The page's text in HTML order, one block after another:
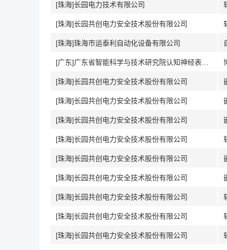
[珠海]长园电力技术有限公司
[珠海]长园共创电力安全技术股份有限公司
[珠海]珠海市运泰利自动化设备有限公司
[珠海]长园共创电力安全技术股份有限公司
[珠海]长园共创电力安全技术股份有限公司
[珠海]长园共创电力安全技术股份有限公司
[珠海]长园共创电力安全技术股份有限公司
[珠海]长园共创电力安全技术股份有限公司
[珠海]长园共创电力安全技术股份有限公司
[珠海]长园共创电力安全技术股份有限公司
[珠海]长园共创电力安全技术股份有限公司
[珠海]长园共创电力安全技术股份有限公司